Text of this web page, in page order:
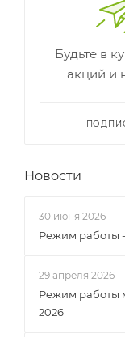
Будьте в
акций и
Новости
30 июня 2026
Режим работы
29 апреля 2026
Режим работы
2026